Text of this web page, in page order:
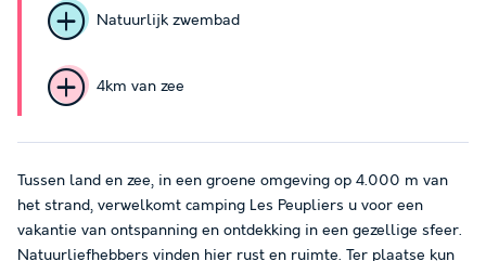
Natuurlijk zwembad
4km van zee
Tussen land en zee, in een groene omgeving op 4.000 m van
het strand, verwelkomt camping Les Peupliers u voor een
vakantie van ontspanning en ontdekking in een gezellige sfeer.
Natuurliefhebbers vinden hier rust en ruimte. Ter plaatse kun